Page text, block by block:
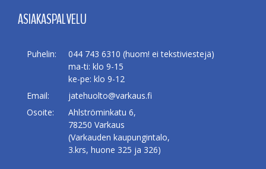
ASIAKASPALVELU
Puhelin:
044 743 6310 (huom! ei tekstiviestejä)
ma-ti: klo 9-15
ke-pe: klo 9-12
Email:
jatehuolto@varkaus.fi
Osoite:
Ahlströminkatu 6,
78250 Varkaus
(Varkauden kaupungintalo,
3.krs, huone 325 ja 326)